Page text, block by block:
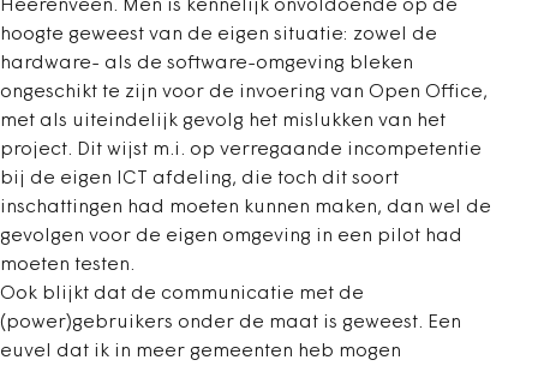
Heerenveen. Men is kennelijk onvoldoende op de
hoogte geweest van de eigen situatie: zowel de
hardware- als de software-omgeving bleken
ongeschikt te zijn voor de invoering van Open Office,
met als uiteindelijk gevolg het mislukken van het
project. Dit wijst m.i. op verregaande incompetentie
bij de eigen ICT afdeling, die toch dit soort
inschattingen had moeten kunnen maken, dan wel de
gevolgen voor de eigen omgeving in een pilot had
moeten testen.
Ook blijkt dat de communicatie met de
(power)gebruikers onder de maat is geweest. Een
euvel dat ik in meer gemeenten heb mogen